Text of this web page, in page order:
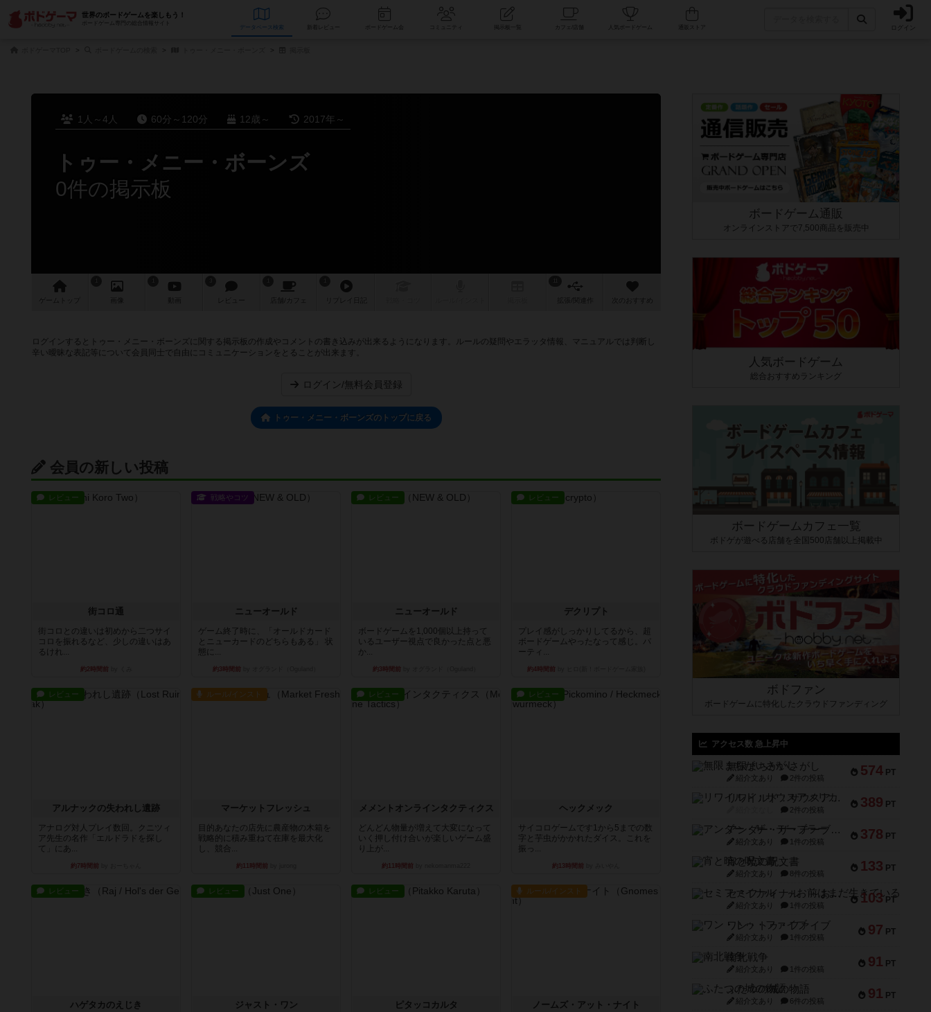
世界のボードゲームを楽しもう！
ボードゲーム専門の総合情報サイト
データベース コミュニティ 人気ボードゲーム ログイン
1人～4人 60分～120分 12歳～ 2017年～
トゥー・メニー・ボーンズ
0件の掲示板
ゲーム 画像 レビュー 店舗/ カフェ 作 次のおすすめ
ログインするとトゥー・メニー・ボーンズに関する掲示板の作成やコメントの書き込みが出来るようになります。ルールの疑問やエラッタ情報、マニュアルでは判断し
辛い曖昧な表記等について会員同士で自由にコミュニケーションをとることが出来ます。
ログイン/無料会員登録
トゥー・メニー・ボーンズのトップに戻る
会員の新しい投稿
レビュー
街コロ通
街コロとの違いは初めから二つサイ
コロを振れるなど、少しの違いはあ
るけれ...
約2時間前
戦略やコツ
ニューオールド
ゲーム終了時に、「オールドカード
とニューカードのどちらもある」 状
態に...
約3時間前
レビュー
ニューオールド
ボードゲームを1,000個以上持って
いるユーザー視点で良かった点と悪
か...
約3時間前
レビュー
デクリプト
プレイ感がしっかりしてるから、超
ボードゲームやったなって感じ。パ
ーティ...
約4時間前
レビュー
アルナックの失われし遺跡
アナログ対人プレイ数回。クニツィ
ア先生の名作「エルドラドを探し
て」にあ...
約7時間前
ルール/インスト
マーケットフレッシュ
目的あなたの店先に農産物の木箱を
戦略的に積み重ねて在庫を最大化
し、競合...
約11時間前
レビュー
メメントオンラインタクティクス
どんどん物量が増えて大変になって
いく押し付け合いが楽しいゲーム盛
り上が...
約11時間前
レビュー
ヘックメック
サイコロゲームです1から5までの数
字と芋虫がかかれたダイス。これを
振っ...
約13時間前
レビュー
ハゲタカのえじき
レビュー
ジャスト・ワン
レビュー
ピタッコカルタ
ルール/インスト
ノームズ・アット・ナイト
ボードゲーム通販
オンラインストアで7,500商品を販売中
人気ボードゲーム
総合おすすめランキング
ボードゲームカフェ一覧
ボドゲが遊べる店舗を全国500店舗以上掲載中
ボドファン
ボードゲームに特化したクラウドファンディング
アクセス数 急上昇中
574 PT
無限まちがいさがし
紹介文あり 2件の投稿
389 PT
リワイルド：サウスアメリカ
2件の投稿
378 PT
アンダー・ザ・テーブラー
紹介文あり 1件の投稿
133 PT
宵と暁の呪文書
紹介文あり 8件の投稿
103 PT
セミファイナル ～お前はまだ生きている～
紹介文あり 1件の投稿
97 PT
ワン・トゥ・ファイブ
紹介文あり 1件の投稿
91 PT
南北戦争
紹介文あり 1件の投稿
91 PT
ふたつの城の物語
紹介文あり 6件の投稿